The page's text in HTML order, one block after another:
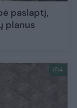
paslaptį,
planus
4